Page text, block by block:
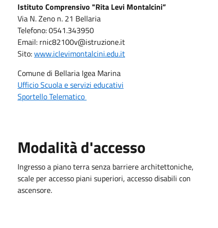
Istituto Comprensivo "Rita Levi Montalcini”
Via N. Zeno n. 21 Bellaria
Telefono: 0541.343950
Email: rnic82100v@istruzione.it
Sito:www.iclevimontalcini.edu.it
Comune di Bellaria Igea Marina
Ufficio Scuola e servizi educativi
Sportello Telematico
Modalità d'accesso
Ingresso a piano terra senza barriere architettoniche,
scale per accesso piani superiori, accesso disabili con
ascensore.